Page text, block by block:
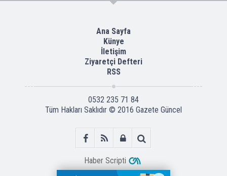
Ana Sayfa
Künye
İletişim
Ziyaretçi Defteri
RSS
0532 235 71 84
Tüm Hakları Saklıdır © 2016 Gazete Güncel
Haber Scripti